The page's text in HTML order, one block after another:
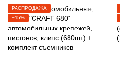
РАСПРОДАЖА
−15%